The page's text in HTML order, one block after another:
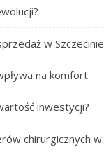
w Szczecinie
na komfort
inwestycji?
chirurgicznych w